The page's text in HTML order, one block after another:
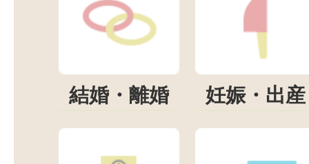
結婚・離婚 妊娠・出産